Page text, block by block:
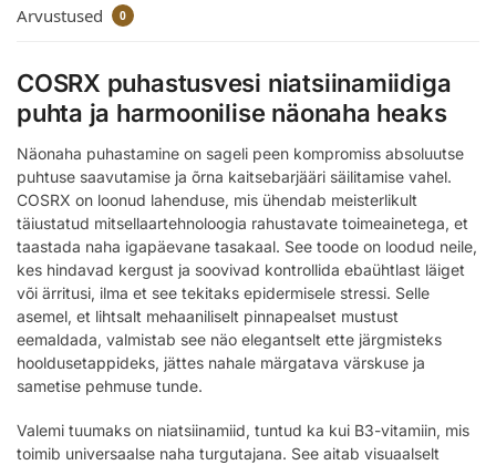
Arvustused 0
COSRX puhastusvesi niatsiinamiidiga
puhta ja harmoonilise näonaha heaks
Näonaha puhastamine on sageli peen kompromiss absoluutse
puhtuse saavutamise ja õrna kaitsebarjääri säilitamise vahel.
COSRX on loonud lahenduse, mis ühendab meisterlikult
täiustatud mitsellaartehnoloogia rahustavate toimeainetega, et
taastada naha igapäevane tasakaal. See toode on loodud neile,
kes hindavad kergust ja soovivad kontrollida ebaühtlast läiget
või ärritusi, ilma et see tekitaks epidermisele stressi. Selle
asemel, et lihtsalt mehaaniliselt pinnapealset mustust
eemaldada, valmistab see näo elegantselt ette järgmisteks
hooldusetappideks, jättes nahale märgatava värskuse ja
sametise pehmuse tunde.
Valemi tuumaks on niatsiinamiid, tuntud ka kui B3-vitamiin, mis
toimib universaalse naha turgutajana. See aitab visuaalselt